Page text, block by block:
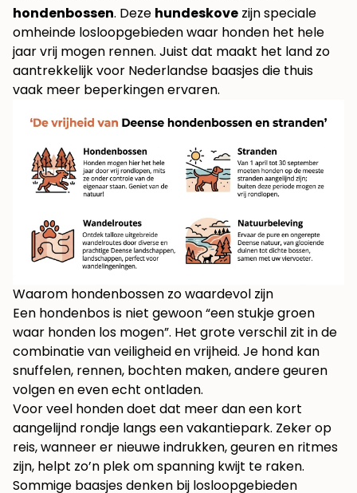
hondenbossen. Deze hundeskove zijn speciale
omheinde losloopgebieden waar honden het hele
jaar vrij mogen rennen. Juist dat maakt het land zo
aantrekkelijk voor Nederlandse baasjes die thuis
vaak meer beperkingen ervaren.
Waarom hondenbossen zo waardevol zijn
Een hondenbos is niet gewoon “een stukje groen
waar honden los mogen”. Het grote verschil zit in de
combinatie van veiligheid en vrijheid. Je hond kan
snuffelen, rennen, bochten maken, andere geuren
volgen en even echt ontladen.
Voor veel honden doet dat meer dan een kort
aangelijnd rondje langs een vakantiepark. Zeker op
reis, wanneer er nieuwe indrukken, geuren en ritmes
zijn, helpt zo’n plek om spanning kwijt te raken.
Sommige baasjes denken bij losloopgebieden